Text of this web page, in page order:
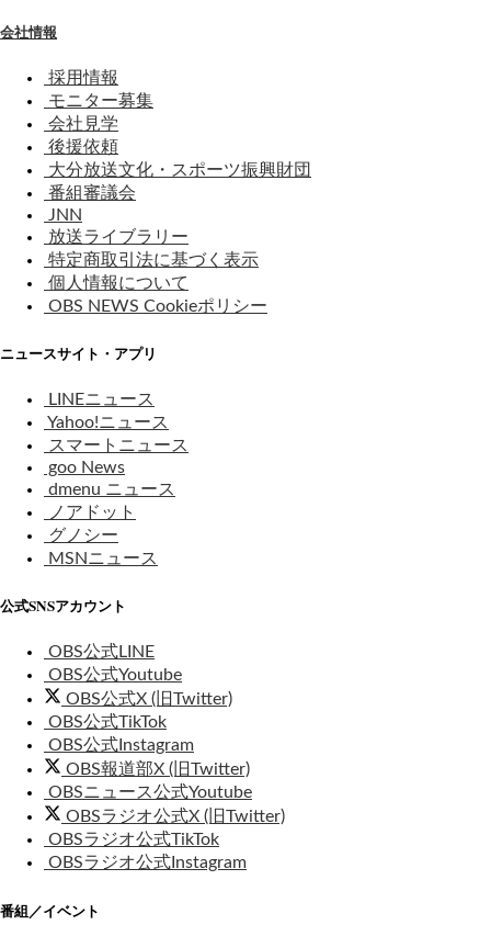
会社情報
採用情報
モニター募集
会社見学
後援依頼
大分放送文化・スポーツ振興財団
番組審議会
JNN
放送ライブラリー
特定商取引法に基づく表示
個人情報について
OBS NEWS Cookieポリシー
ニュースサイト・アプリ
LINEニュース
Yahoo!ニュース
スマートニュース
goo News
dmenu ニュース
ノアドット
グノシー
MSNニュース
公式SNSアカウント
OBS公式LINE
OBS公式Youtube
OBS公式X (旧Twitter)
OBS公式TikTok
OBS公式Instagram
OBS報道部X (旧Twitter)
OBSニュース公式Youtube
OBSラジオ公式X (旧Twitter)
OBSラジオ公式TikTok
OBSラジオ公式Instagram
番組／イベント